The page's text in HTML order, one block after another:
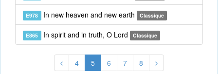
E978 In new heaven and new earth Classique
E865 In spirit and in truth, O Lord Classique
4 5 6 7 8